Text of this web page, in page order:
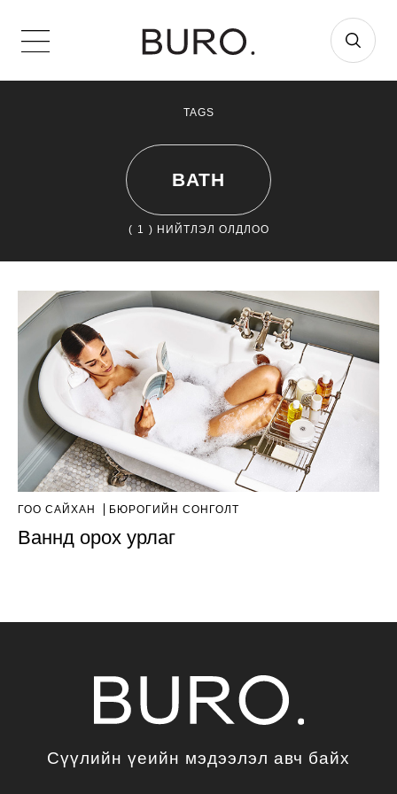
TAGS
BATH
( 1 ) НИЙТЛЭЛ ОЛДЛОО
ГОО САЙХАН БЮРОГИЙН СОНГОЛТ
Ваннд орох урлаг
Сүүлийн үеийн мэдээлэл авч байх